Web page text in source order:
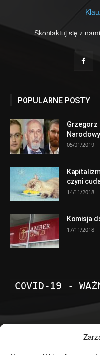
Skontaktuj się z
POPULARNE POSTY
Grzegorz
05/01/2019
czyni cuda
14/11/2018
Komisja
17/11/2018
COVID-19 -